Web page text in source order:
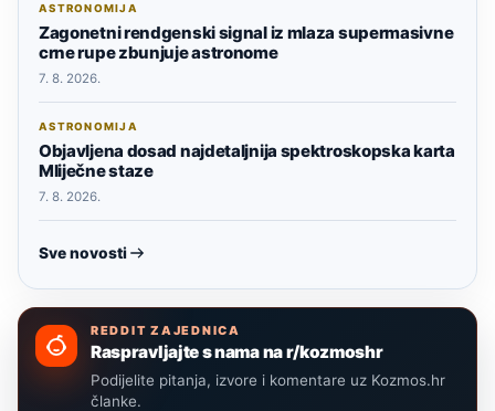
ASTRONOMIJA
Zagonetni rendgenski signal iz mlaza supermasivne
crne rupe zbunjuje astronome
7. 8. 2026.
ASTRONOMIJA
Objavljena dosad najdetaljnija spektroskopska karta
Mliječne staze
7. 8. 2026.
Sve novosti
REDDIT ZAJEDNICA
Raspravljajte s nama na r/kozmoshr
Podijelite pitanja, izvore i komentare uz Kozmos.hr
članke.